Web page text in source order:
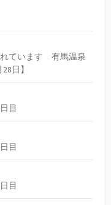
ています 有馬温泉
日】
目
目
目